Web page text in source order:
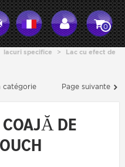
0
lacuri specifice >
Lac cu efect de
Page suivante
catégorie
COAJĂ DE